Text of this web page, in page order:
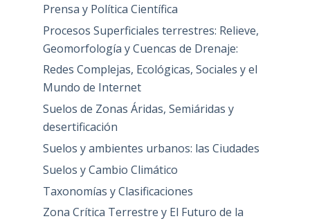
Prensa y Política Científica
Procesos Superficiales terrestres: Relieve,
Geomorfología y Cuencas de Drenaje:
Redes Complejas, Ecológicas, Sociales y el
Mundo de Internet
Suelos de Zonas Áridas, Semiáridas y
desertificación
Suelos y ambientes urbanos: las Ciudades
Suelos y Cambio Climático
Taxonomías y Clasificaciones
Zona Crítica Terrestre y El Futuro de la